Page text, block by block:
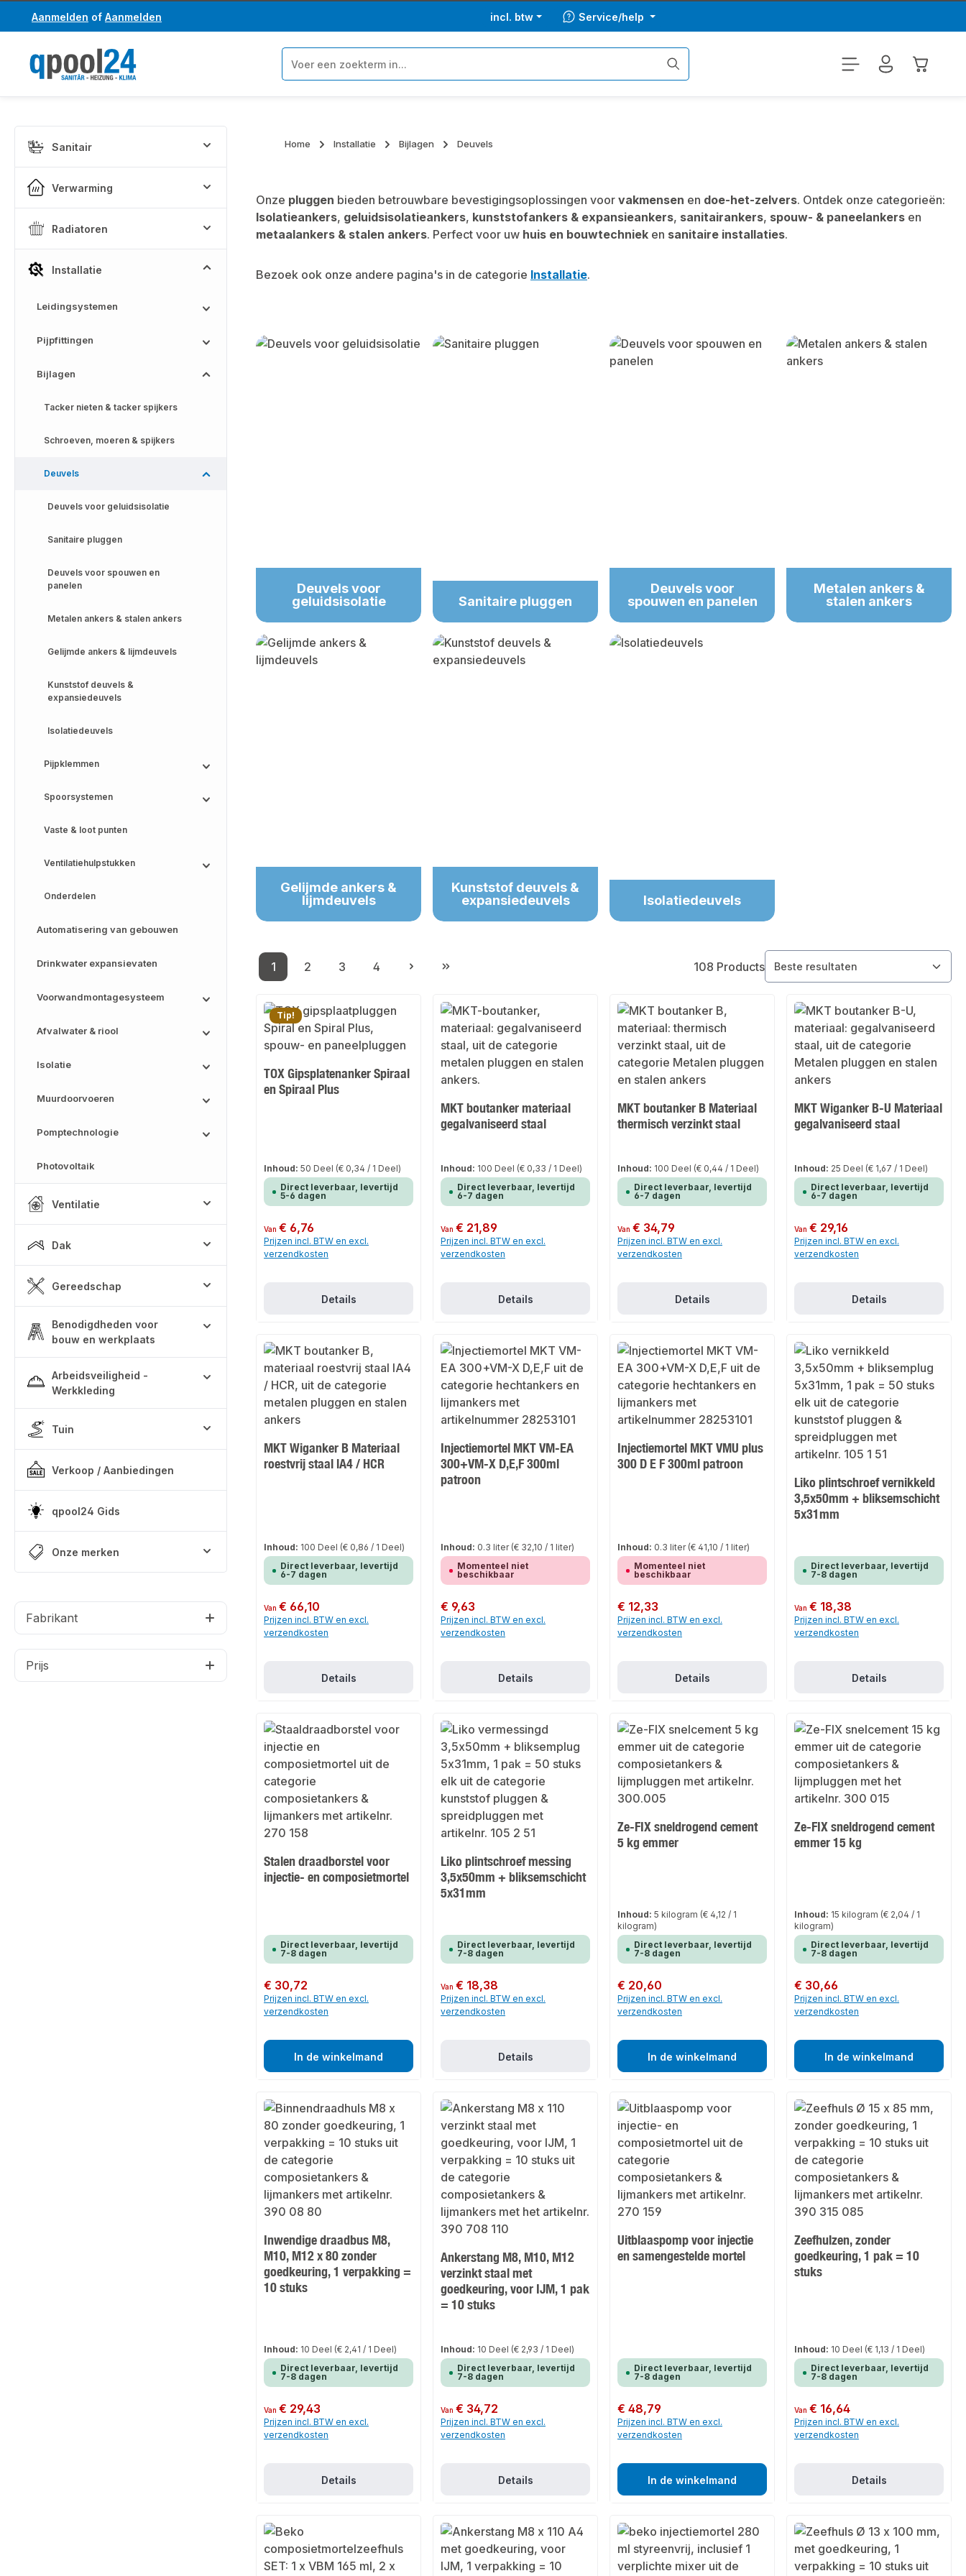
naar de hoofdinhoud
Ga naar de zoekopdracht
Aanmelden of Aanmelden incl. btw Service/help
Sanitair
Verwarming
Radiatoren
Installatie
Leidingsystemen
Pijpfittingen
Bijlagen
Tacker nieten & tacker spijkers
Schroeven, moeren & spijkers
Deuvels
Deuvels voor geluidsisolatie
Sanitaire pluggen
Deuvels voor spouwen en
panelen
Metalen ankers & stalen ankers
Gelijmde ankers & lijmdeuvels
Kunststof deuvels &
expansiedeuvels
Isolatiedeuvels
Pijpklemmen
Spoorsystemen
Vaste & loot punten
Ventilatiehulpstukken
Onderdelen
Automatisering van gebouwen
Drinkwater expansievaten
Voorwandmontagesysteem
Afvalwater & riool
Isolatie
Muurdoorvoeren
Pomptechnologie
Photovoltaik
Ventilatie
Dak
Gereedschap
Benodigdheden voor
bouw en werkplaats
Arbeidsveiligheid -
Werkkleding
Tuin
Verkoop / Aanbiedingen
qpool24 Gids
Onze merken
Fabrikant
Prijs
Home Installatie Bijlagen Deuvels
Onze pluggen bieden betrouwbare bevestigingsoplossingen voor vakmensen en doe-het-zelvers. Ontdek onze categorieën:
Isolatieankers, geluidsisolatieankers, kunststofankers & expansieankers, sanitairankers, spouw- & paneelankers en
metaalankers & stalen ankers. Perfect voor uw huis en bouwtechniek en sanitaire installaties.
Bezoek ook onze andere pagina's in de categorie Installatie.
Skip category gallery
Deuvels voor
geluidsisolatie
Sanitaire pluggen
Deuvels voor
spouwen en panelen
Metalen ankers &
stalen ankers
Gelijmde ankers &
lijmdeuvels
Kunststof deuvels &
expansiedeuvels
Isolatiedeuvels
Pagina
1
Pagina
2
Pagina
3
Pagina
4 108 Products
Tip!
TOX Gipsplatenanker Spiraal
en Spiraal Plus
Inhoud:50 Deel (€ 0,34 / 1 Deel)
Direct leverbaar, levertijd
5-6 dagen
Normale prijs:
Van€ 6,76
Prijzen incl. BTW en excl.
verzendkosten
Details
MKT boutanker materiaal
gegalvaniseerd staal
Inhoud: 100 Deel (€ 0,33 / 1 Deel)
Direct leverbaar, levertijd
6-7 dagen
Normale prijs:
Van€ 21,89
Prijzen incl. BTW en excl.
verzendkosten
Details
MKT boutanker B Materiaal
thermisch verzinkt staal
Inhoud: 100 Deel (€ 0,44 / 1 Deel)
Direct leverbaar, levertijd
6-7 dagen
Normale prijs:
Van€ 34,79
Prijzen incl. BTW en excl.
verzendkosten
Details
MKT Wiganker B-U Materiaal
gegalvaniseerd staal
Inhoud: 25 Deel (€ 1,67 / 1 Deel)
Direct leverbaar, levertijd
6-7 dagen
Normale prijs:
Van€ 29,16
Prijzen incl. BTW en excl.
verzendkosten
Details
MKT Wiganker B Materiaal
roestvrij staal lA4 / HCR
Inhoud: 100 Deel (€ 0,86 / 1 Deel)
Direct leverbaar, levertijd
6-7 dagen
Normale prijs:
Van€ 66,10
Prijzen incl. BTW en excl.
verzendkosten
Details
Injectiemortel MKT VM-EA
300+VM-X D,E,F 300ml
patroon
Inhoud: 0.3 liter (€ 32,10 / 1 liter)
Momenteel niet
beschikbaar
Normale prijs:
€ 9,63
Prijzen incl. BTW en excl.
verzendkosten
Details
Injectiemortel MKT VMU plus
300 D E F 300ml patroon
Inhoud: 0.3 liter (€ 41,10 / 1 liter)
Momenteel niet
beschikbaar
Normale prijs:
€ 12,33
Prijzen incl. BTW en excl.
verzendkosten
Details
Liko plintschroef vernikkeld
3,5x50mm + bliksemschicht
5x31mm
Direct leverbaar, levertijd
7-8 dagen
Normale prijs:
Van€ 18,38
Prijzen incl. BTW en excl.
verzendkosten
Details
Stalen draadborstel voor
injectie- en composietmortel
Direct leverbaar, levertijd
7-8 dagen
Normale prijs:
€ 30,72
Prijzen incl. BTW en excl.
verzendkosten
In de winkelmand
Liko plintschroef messing
3,5x50mm + bliksemschicht
5x31mm
Direct leverbaar, levertijd
7-8 dagen
Normale prijs:
Van€ 18,38
Prijzen incl. BTW en excl.
verzendkosten
Details
Ze-FIX sneldrogend cement
5 kg emmer
Inhoud:5 kilogram (€ 4,12 / 1
kilogram)
Direct leverbaar, levertijd
7-8 dagen
Normale prijs:
€ 20,60
Prijzen incl. BTW en excl.
verzendkosten
In de winkelmand
Ze-FIX sneldrogend cement
emmer 15 kg
Inhoud: 15 kilogram (€ 2,04 / 1
kilogram)
Direct leverbaar, levertijd
7-8 dagen
Normale prijs:
€ 30,66
Prijzen incl. BTW en excl.
verzendkosten
In de winkelmand
Inwendige draadbus M8,
M10, M12 x 80 zonder
goedkeuring, 1 verpakking =
10 stuks
Inhoud: 10 Deel (€ 2,41 / 1 Deel)
Direct leverbaar, levertijd
7-8 dagen
Normale prijs:
Van€ 29,43
Prijzen incl. BTW en excl.
verzendkosten
Details
Ankerstang M8, M10, M12
verzinkt staal met
goedkeuring, voor IJM, 1 pak
= 10 stuks
Inhoud: 10 Deel (€ 2,93 / 1 Deel)
Direct leverbaar, levertijd
7-8 dagen
Normale prijs:
Van€ 34,72
Prijzen incl. BTW en excl.
verzendkosten
Details
Uitblaaspomp voor injectie
en samengestelde mortel
Direct leverbaar, levertijd
7-8 dagen
Normale prijs:
€ 48,79
Prijzen incl. BTW en excl.
verzendkosten
In de winkelmand
Zeefhulzen, zonder
goedkeuring, 1 pak = 10
stuks
Inhoud: 10 Deel (€ 1,13 / 1 Deel)
Direct leverbaar, levertijd
7-8 dagen
Normale prijs:
Van€ 16,64
Prijzen incl. BTW en excl.
verzendkosten
Details